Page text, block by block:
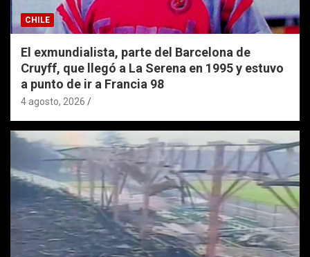
CHILE
El exmundialista, parte del Barcelona de
Cruyff, que llegó a La Serena en 1995 y estuvo
a punto de ir a Francia 98
4 agosto, 2026